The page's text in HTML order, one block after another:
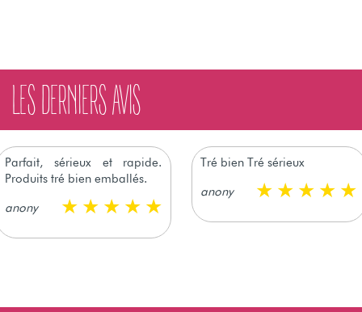
LES DERNIERS AVIS
Parfait, sérieux et rapide.
Produits tré bien emballés.
anony
Tré bien Tré sérieux
anony